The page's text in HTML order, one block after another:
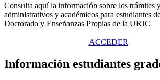
Consulta aquí la información sobre los trámites
administrativos y académicos para estudiantes
Doctorado y Enseñanzas Propias de la URJC
ACCEDER
Información estudiantes